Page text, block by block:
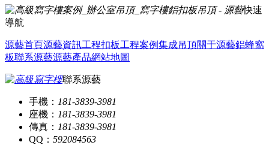
快速
導航
源藝首頁源藝資訊工程扣板工程案例集成吊頂關于源藝鋁蜂窩
板聯系源藝源藝產品網站地圖
聯系源藝
手機： 181-3839-3981
座機： 181-3839-3981
傳真： 181-3839-3981
QQ： 592084563